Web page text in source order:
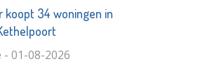
koopt 34 woningen in
- 01-08-2026